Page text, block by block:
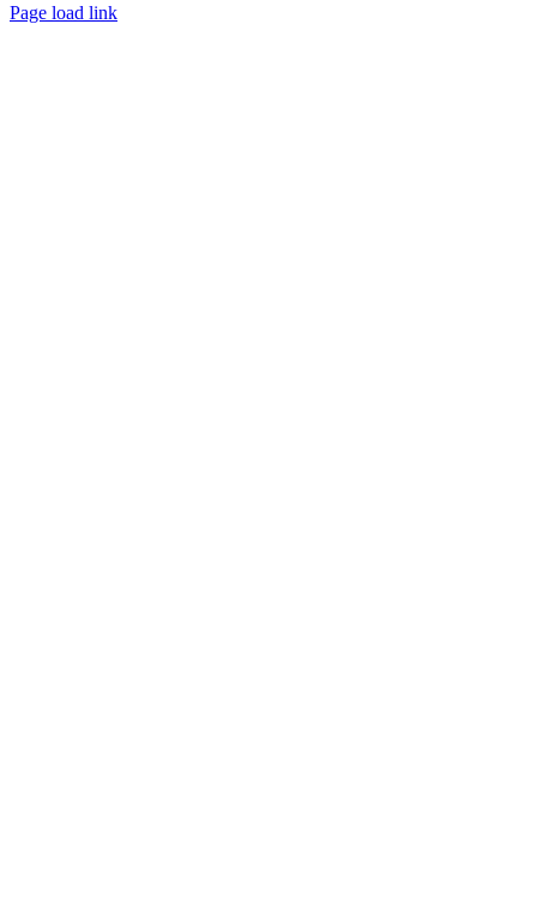
Page load link